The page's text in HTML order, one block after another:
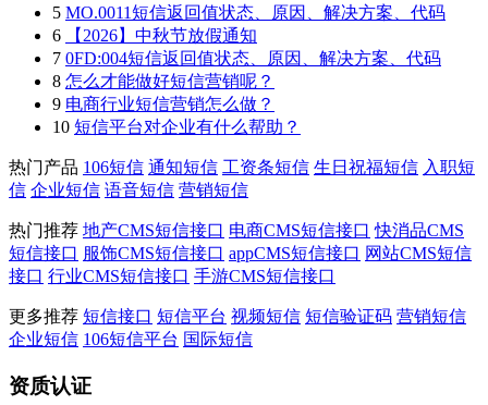
5 MO.0011短信返回值状态、原因、解决方案、代码
6
【2026】中秋节放假通知
7 0FD:004短信返回值状态、原因、解决方案、代码
8 怎么才能做好短信营销呢？
9 电商行业短信营销怎么做？
10 短信平台对企业有什么帮助？
热门产品 106短信 通知短信 工资条短信 生日祝福短信 入职短
信 企业短信 语音短信 营销短信
热门推荐 地产CMS短信接口 电商CMS短信接口 快消品CMS
短信接口 服饰CMS短信接口 appCMS短信接口 网站CMS短信
接口 行业CMS短信接口 手游CMS短信接口
更多推荐 短信接口 短信平台 视频短信 短信验证码 营销短信
企业短信 106短信平台 国际短信
资质认证